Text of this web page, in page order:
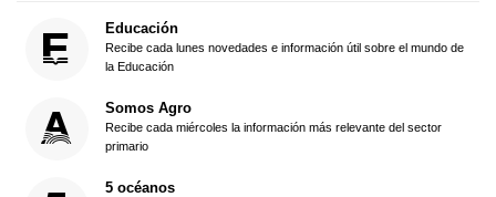
Educación
Recibe cada lunes novedades e información útil sobre el mundo de
la Educación
Somos Agro
Recibe cada miércoles la información más relevante del sector
primario
5 océanos